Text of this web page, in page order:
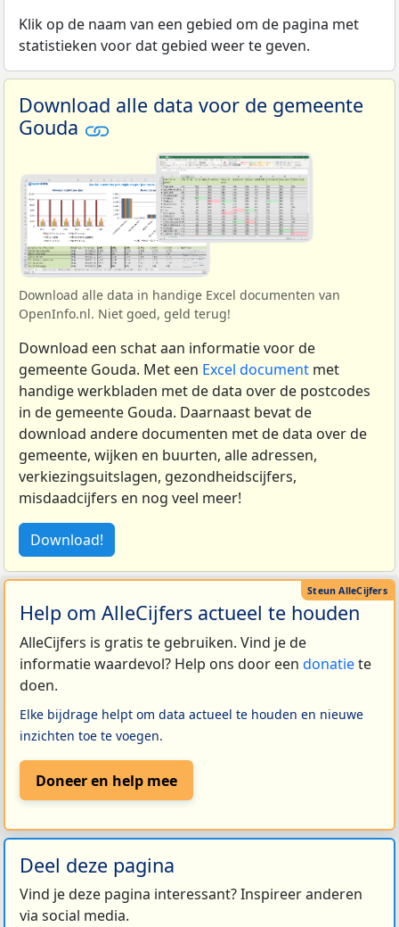
Klik op de naam van een gebied om de pagina met
statistieken voor dat gebied weer te geven.
Download alle data voor de gemeente
Gouda
Download alle data in handige Excel documenten van
OpenInfo.nl. Niet goed, geld terug!
Download een schat aan informatie voor de
gemeente Gouda. Met een Excel document met
handige werkbladen met de data over de postcodes
in de gemeente Gouda. Daarnaast bevat de
download andere documenten met de data over de
gemeente, wijken en buurten, alle adressen,
verkiezingsuitslagen, gezondheidscijfers,
misdaadcijfers en nog veel meer!
Download!
Help om AlleCijfers actueel te houden
AlleCijfers is gratis te gebruiken. Vind je de
informatie waardevol? Help ons door een donatiete
doen.
Elke bijdrage helpt om data actueel te houden en nieuwe
inzichten toe te voegen.
Doneer en help mee
Deel deze pagina
Vind je deze pagina interessant? Inspireer anderen
via social media.